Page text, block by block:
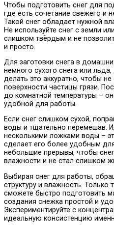
Чтобы подготовить снег для
где есть сочетание свежего и
Такой снег обладает нужной
Не используйте снег с земли
слишком твёрдым и не
и просто.
Для заготовки снега в
немного сухого снега или
делать это аккуратно, чтобы
поверхности частицы грязи.
до комнатной температуры –
удобной для работы.
Если снег слишком сухой,
воды и тщательно перемешав.
несколькими ложками воды –
сделает его более удобным
небольшие прерывы, чтобы
влажности и не стал слишком
Выбирая снег для работы,
структуру и влажность. Только
сможете быстро подготовить
создания снежка простой и
Экспериментируйте с
идеальную консистенцию